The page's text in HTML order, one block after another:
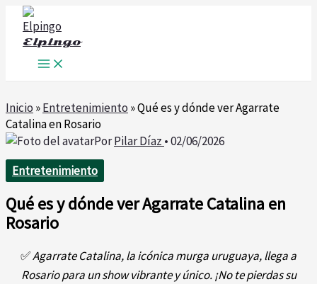
contenido
Elpingo
Inicio »Entretenimiento »Qué es y dónde ver Agarrate
Catalina en Rosario
PorPilar Díaz •02/06/2026
Entretenimiento
Qué es y dónde ver Agarrate Catalina en
Rosario
✅Agarrate Catalina, la icónica murga uruguaya, llega a
Rosario para un show vibrante y único. ¡No te pierdas su